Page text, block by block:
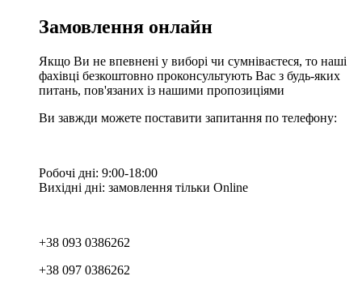
Замовлення онлайн
Якщо Ви не впевнені у виборі чи сумніваєтеся, то наші
фахівці безкоштовно проконсультують Вас з будь-яких
питань, пов'язаних із нашими пропозиціями
Ви завжди можете поставити запитання по телефону:
Робочі дні: 9:00-18:00
Вихідні дні: замовлення тільки Online
+38 093 0386262
+38 097 0386262